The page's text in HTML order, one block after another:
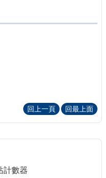
回上一頁
回最上面